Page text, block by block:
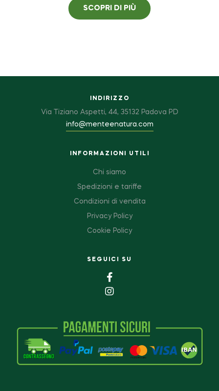
SCOPRI DI PIÙ
INDIRIZZO
Via Tiziano Aspetti, 44, 35132 Padova PD
info@menteenatura.com
INFORMAZIONI UTILI
Chi siamo
Spedizioni e tariffe
Condizioni di vendita
Privacy Policy
Cookie Policy
SEGUICI SU